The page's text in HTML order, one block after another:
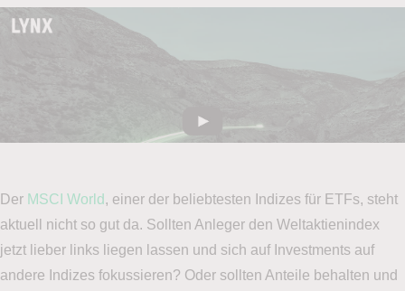
Der MSCI World , einer der beliebtesten Indizes für ETFs, steht
aktuell nicht so gut da. Sollten Anleger den Weltaktienindex
jetzt lieber links liegen lassen und sich auf Investments auf
andere Indizes fokussieren? Oder sollten Anteile behalten und